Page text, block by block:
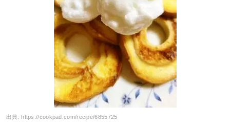
出典:https://cookpad.com/recipe/6855725